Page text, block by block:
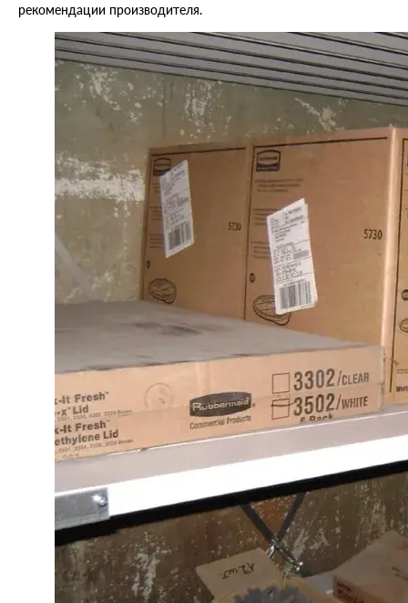
рекомендации производителя.